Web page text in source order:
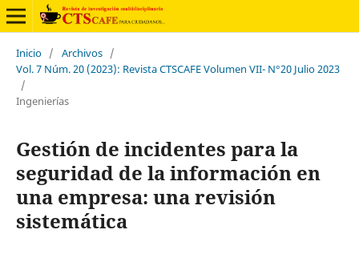
Inicio / Archivos /
Vol. 7 Núm. 20 (2023): Revista CTSCAFE Volumen VII- N°20 Julio 2023
/
Ingenierías
Gestión de incidentes para la
seguridad de la información en
una empresa: una revisión
sistemática